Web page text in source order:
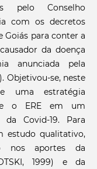
pelo Conselho
com os decretos
Goiás para conter a
da doença
anunciada pela
Objetivou-se, neste
uma estratégia
o ERE em um
Covid-19. Para
estudo qualitativo,
nos aportes da
1999) e da